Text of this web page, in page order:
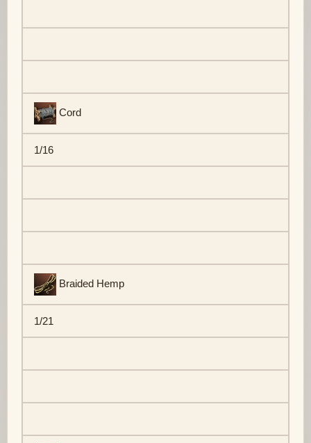
Cord
1/16
Braided Hemp
1/21